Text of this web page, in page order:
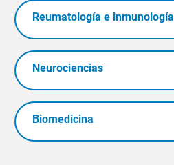
Reumatología e inmunología
Neurociencias
Biomedicina